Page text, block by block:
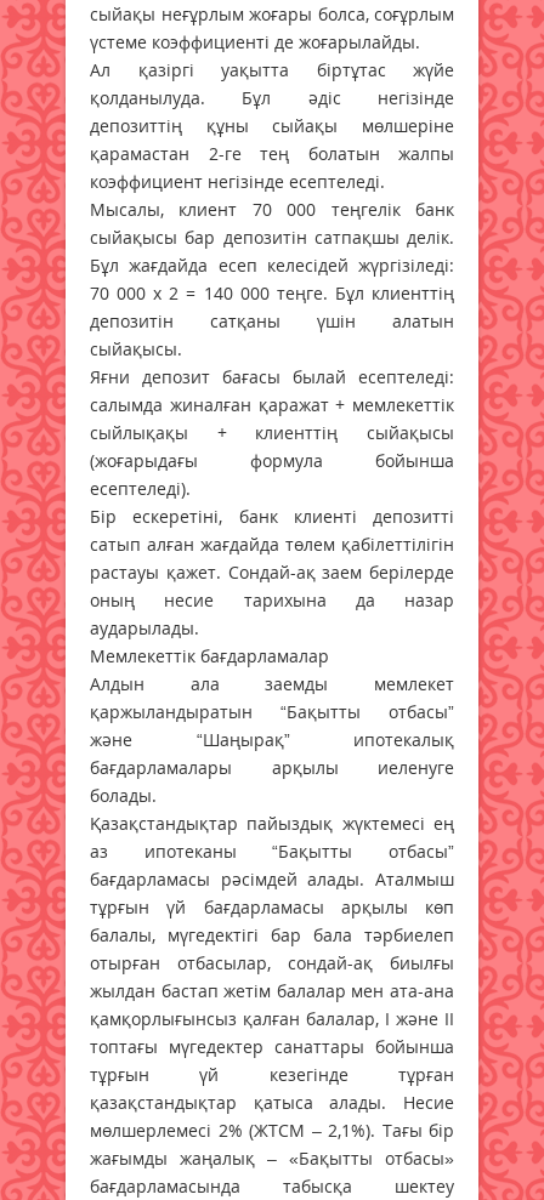
сыйақы неғұрлым жоғары болса, соғұрлым
үстеме коэффициенті де жоғарылайды.
Ал қазіргі уақытта біртұтас жүйе
қолданылуда. Бұл әдіс негізінде
депозиттің құны сыйақы мөлшеріне
қарамастан 2-ге тең болатын жалпы
коэффициент негізінде есептеледі.
Мысалы, клиент 70 000 теңгелік банк
сыйақысы бар депозитін сатпақшы делік.
Бұл жағдайда есеп келесідей жүргізіледі:
70 000 х 2 = 140 000 теңге. Бұл клиенттің
депозитін сатқаны үшін алатын
сыйақысы.
Яғни депозит бағасы былай есептеледі:
салымда жиналған қаражат + мемлекеттік
сыйлықақы + клиенттің сыйақысы
(жоғарыдағы формула бойынша
есептеледі).
Бір ескеретіні, банк клиенті депозитті
сатып алған жағдайда төлем қабілеттілігін
растауы қажет. Сондай-ақ заем берілерде
оның несие тарихына да назар
аударылады.
Мемлекеттік бағдарламалар
Алдын ала заемды мемлекет
қаржыландыратын “Бақытты отбасы”
және “Шаңырақ” ипотекалық
бағдарламалары арқылы иеленуге
болады.
Қазақстандықтар пайыздық жүктемесі ең
аз ипотеканы “Бақытты отбасы”
бағдарламасы рәсімдей алады. Аталмыш
тұрғын үй бағдарламасы арқылы көп
балалы, мүгедектігі бар бала тәрбиелеп
отырған отбасылар, сондай-ақ биылғы
жылдан бастап жетім балалар мен ата-ана
қамқорлығынсыз қалған балалар, I және II
топтағы мүгедектер санаттары бойынша
тұрғын үй кезегінде тұрған
қазақстандықтар қатыса алады. Несие
мөлшерлемесі 2% (ЖТСМ – 2,1%). Тағы бір
жағымды жаңалық – «Бақытты отбасы»
бағдарламасында табысқа шектеу